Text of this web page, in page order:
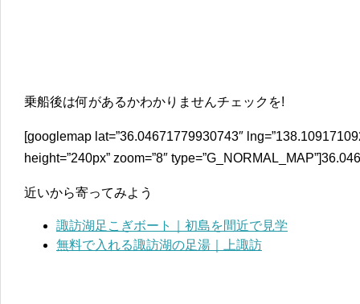
乗船後は何があるかわかりませんチェックを!
[googlemap lat=”36.04671779930743″
height=”240px” zoom=”8″
近いから寄ってみよう
諏訪湖足こぎボート｜初島を間近で見学
無料で入れる諏訪湖の足湯｜上諏訪